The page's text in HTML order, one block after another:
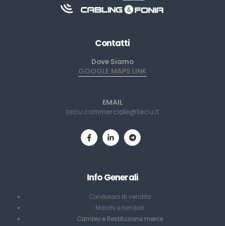
Contatti
Dove Siamo
GOOGLE MAPS LINK
EMAIL
tecu.commerciale@tecu.it
Info Generali
Condizioni di vendita
Marchi e fornitori
Cambio e Restituzione merce